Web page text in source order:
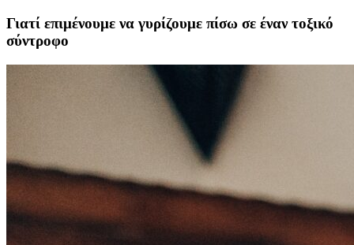
Γιατί επιμένουμε να γυρίζουμε πίσω σε έναν τοξικό
σύντροφο